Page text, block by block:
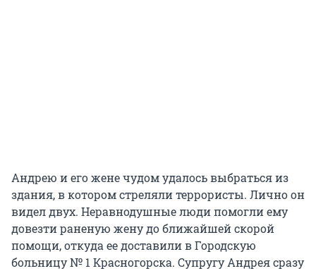
Андрею и его жене чудом удалось выбраться из
здания, в котором стреляли террористы. Лично он
видел двух. Неравнодушные люди помогли ему
довезти раненую жену до ближайшей скорой
помощи, откуда ее доставили в Городскую
больницу № 1 Красногорска. Супругу Андрея сразу